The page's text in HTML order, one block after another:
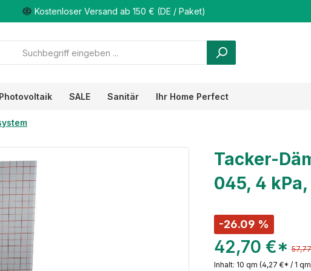
Kostenloser Versand ab 150 € (DE / Paket)
Photovoltaik SALE Sanitär Ihr Home Perfect
Tacker-
045, 4 kPa,
-26.09 %
42,70 €*
Inhalt: 10 qm (4,27 €* / 1